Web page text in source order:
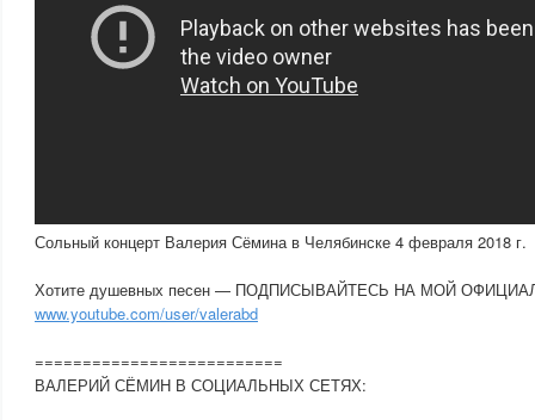
Сольный концерт Валерия Сёмина в Челябинске 4 февраля 2018 г.
Хотите душевных песен — ПОДПИСЫВАЙТЕСЬ НА МОЙ
www.youtube.com/user/valerabd
==========================
ВАЛЕРИЙ СЁМИН В СОЦИАЛЬНЫХ СЕТЯХ: